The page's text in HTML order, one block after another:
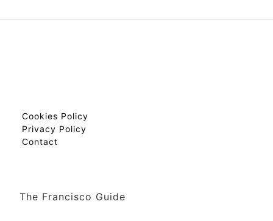
Cookies Policy
Privacy Policy
Contact
The Francisco Guide